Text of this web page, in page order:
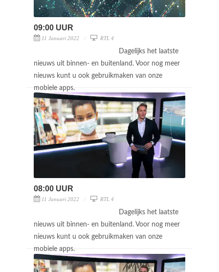
09:00 UUR
11 Januari 2022 RTL 4
Dagelijks het laatste
nieuws uit binnen- en buitenland. Voor nog meer
nieuws kunt u ook gebruikmaken van onze
mobiele apps.
08:00 UUR
11 Januari 2022 RTL 4
Dagelijks het laatste
nieuws uit binnen- en buitenland. Voor nog meer
nieuws kunt u ook gebruikmaken van onze
mobiele apps.